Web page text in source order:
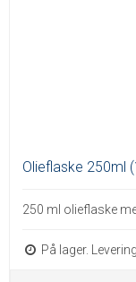
Olieflaske 250ml
250 ml olieflaske
På lager.